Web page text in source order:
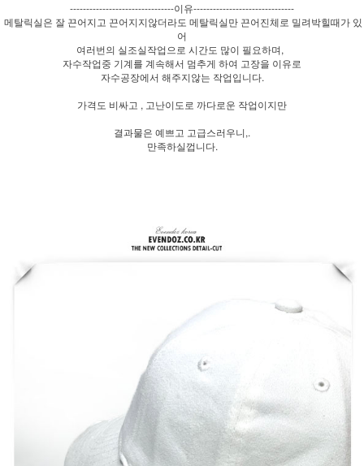
--------------------------------이유-------------------------------
메탈릭실은 잘 끈어지고 끈어지지않더라도 메탈릭실만 끈어진체로 밀려박힐때가 있
어
여러번의 실조실작업으로 시간도 많이 필요하며,
자수작업중 기계를 계속해서 멈추게 하여 고장을 이유로
자수공장에서 해주지않는 작업입니다.
가격도 비싸고 , 고난이도로 까다로운 작업이지만
결과물은 예쁘고 고급스러우니,.
만족하실껍니다.